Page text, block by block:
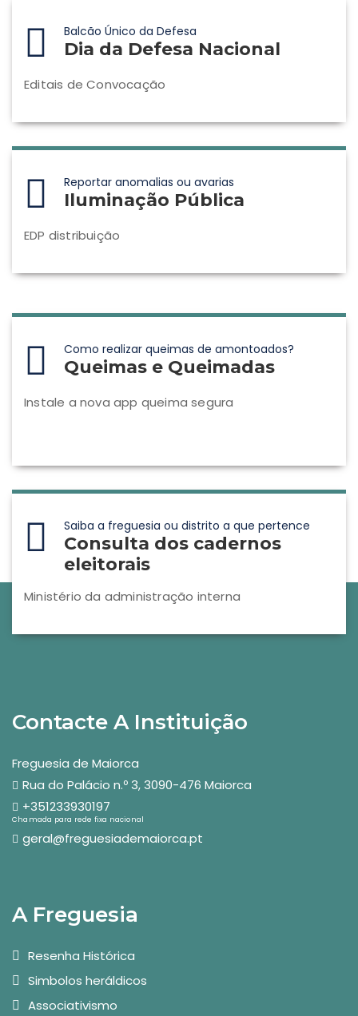
Balcão Único da Defesa
Dia da Defesa Nacional
Editais de Convocação
Reportar anomalias ou avarias
Iluminação Pública
EDP distribuição
Como realizar queimas de amontoados?
Queimas e Queimadas
Instale a nova app queima segura
Saiba a freguesia ou distrito a que pertence
Consulta dos cadernos
eleitorais
Ministério da administração interna
Contacte A Instituição
Freguesia de Maiorca
Rua do Palácio n.º 3, 3090-476 Maiorca
+351233930197
Chamada para rede fixa nacional
geral@freguesiademaiorca.pt
A Freguesia
Resenha Histórica
Simbolos heráldicos
Associativismo